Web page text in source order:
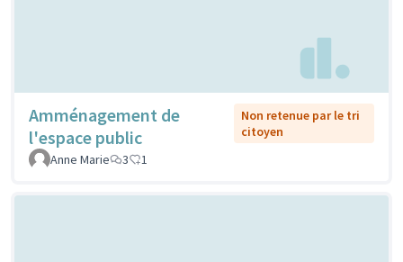
Amménagement de
l'espace public
Non retenue par le tri
citoyen
Anne Marie
3 1